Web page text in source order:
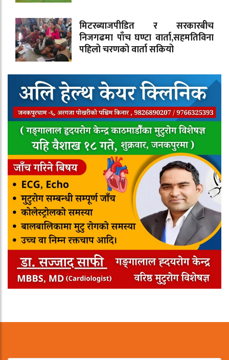
मिटरब्याजपीडित र सरकारबीच
निजगढमा पाँच घण्टा वार्ता,सहमतिविना
पहिलो चरणको वार्ता सकियो